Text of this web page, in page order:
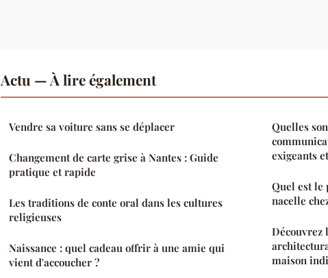
Actu — À lire également
Vendre sa voiture sans se déplacer
Changement de carte grise à Nantes : Guide
pratique et rapide
Les traditions de conte oral dans les cultures
religieuses
Naissance : quel cadeau offrir à une amie qui
vient d'accoucher ?
Quelles
exigeants
Quel est le
nacelle
Découvrez
maison